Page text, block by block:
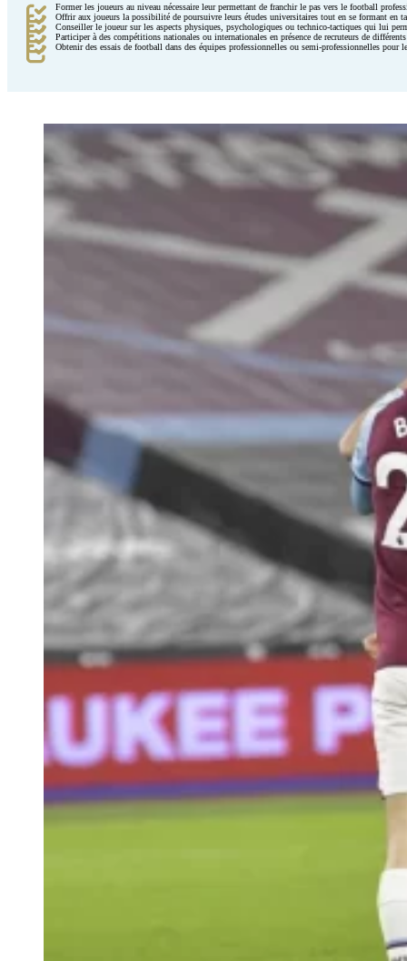
Former les joueurs au niveau nécessaire leur permettant de franchir le pas vers le football
Offrir aux joueurs la possibilité de poursuivre leurs études universitaires tout en se formant en
Conseiller le joueur sur les aspects physiques, psychologiques ou technico-tactiques qui lui
Participer à des compétitions nationales ou internationales en présence de recruteurs de
Obtenir des essais de football dans des équipes professionnelles ou semi-professionnelles pour